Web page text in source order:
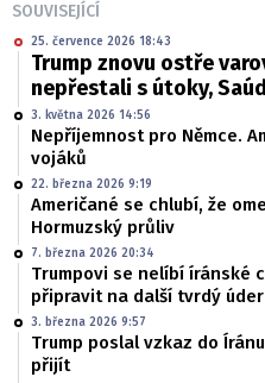
SOUVISEJÍCÍ
25. července 2026 18:43
Trump znovu ostře
nepřestali s útoky,
3. května 2026 14:56
Nepříjemnost pro Němce.
vojáků
22. března 2026 9:19
Američané se chlubí, že
Hormuzský průliv
7. března 2026 20:34
Trumpovi se nelíbí íránské
připravit na další tvrdý úder
3. března 2026 9:57
Trump poslal vzkaz do
přijít